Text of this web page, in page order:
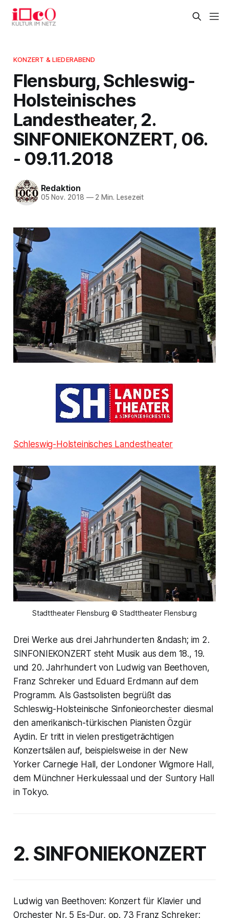
KONZERT & LIEDERABEND
Flensburg, Schleswig-
Holsteinisches
Landestheater, 2.
SINFONIEKONZERT, 06.
- 09.11.2018
Redaktion
05 Nov. 2018 —2 Min. Lesezeit
Schleswig-Holsteinisches Landestheater
Stadttheater Flensburg © Stadttheater Flensburg
Drei Werke aus drei Jahrhunderten &ndash; im 2.
SINFONIEKONZERT steht Musik aus dem 18., 19.
und 20. Jahrhundert von Ludwig van Beethoven,
Franz Schreker und Eduard Erdmann auf dem
Programm. Als Gastsolisten begrüßt das
Schleswig-Holsteinische Sinfonieorchester diesmal
den amerikanisch-türkischen Pianisten Özgür
Aydin. Er tritt in vielen prestigeträchtigen
Konzertsälen auf, beispielsweise in der New
Yorker Carnegie Hall, der Londoner Wigmore Hall,
dem Münchner Herkulessaal und der Suntory Hall
in Tokyo.
2. SINFONIEKONZERT
Ludwig van Beethoven: Konzert für Klavier und
Orchester Nr. 5 Es-Dur, op. 73 Franz Schreker: